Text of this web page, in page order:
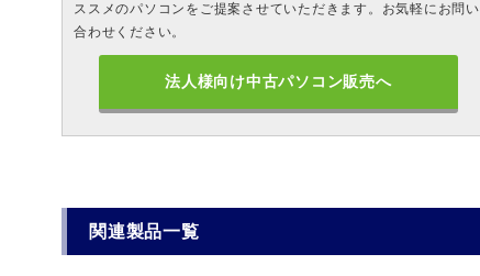
ススメのパソコンをご提案させていただきます。お気軽にお問い
合わせください。
法人様向け中古パソコン販売へ
関連製品一覧